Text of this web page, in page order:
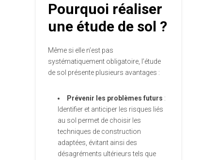
Pourquoi réaliser
une étude de sol ?
Même si elle n’est pas
systématiquement obligatoire, l’étude
de sol présente plusieurs avantages :
Prévenir les problèmes futurs :
Identifier et anticiper les risques liés
au sol permet de choisir les
techniques de construction
adaptées, évitant ainsi des
désagréments ultérieurs tels que